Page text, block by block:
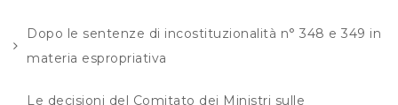
Dopo le sentenze di incostituzionalità n° 348 e 349 in
materia espropriativa
Le decisioni del Comitato dei Ministri sulle